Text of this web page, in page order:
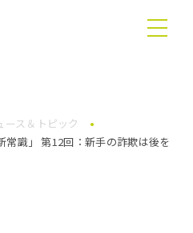
ース＆トピック
常識」 第12回：新手の詐欺は後を